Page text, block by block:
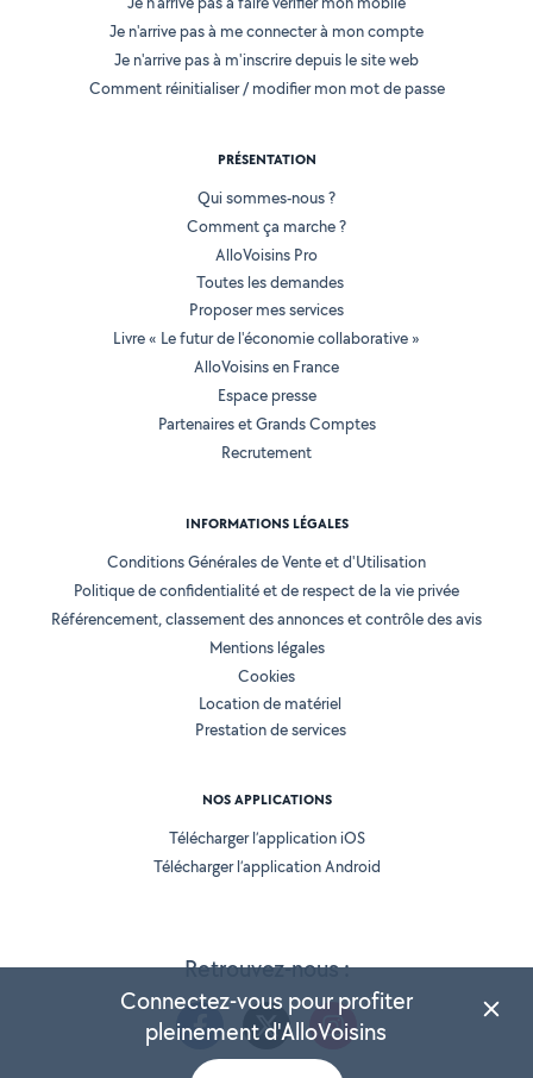
Retrouvez-nous :
Je n'arrive pas à me connecter à mon compte
Je n'arrive pas à m'inscrire depuis le site web
Comment réinitialiser / modifier mon mot de passe
PRÉSENTATION
Qui sommes-nous ?
Comment ça marche ?
AlloVoisins Pro
Toutes les demandes
Proposer mes services
Livre « Le futur de l'économie collaborative »
AlloVoisins en France
Espace presse
Partenaires et Grands Comptes
Recrutement
INFORMATIONS LÉGALES
Conditions Générales de Vente et d'Utilisation
Politique de confidentialité et de respect de la vie privée
Référencement, classement des annonces et contrôle des avis
Mentions légales
Cookies
Location de matériel
Prestation de services
NOS APPLICATIONS
Télécharger l’application iOS
Télécharger l’application Android
Connectez-vous pour profiter
pleinement d'AlloVoisins